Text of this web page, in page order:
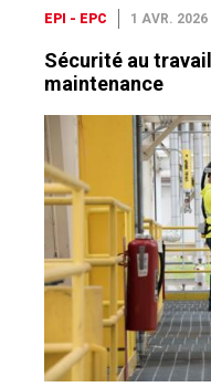
EPI - EPC 1 AVR.
Sécurité au
maintenance